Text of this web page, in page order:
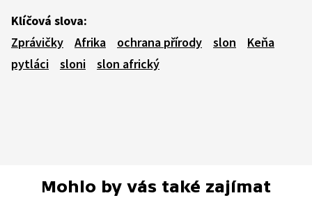
Klíčová slova:
Zprávičky
Afrika ochrana přírody slon
Keňa
pytláci
sloni slon africký
Mohlo by vás také zajímat